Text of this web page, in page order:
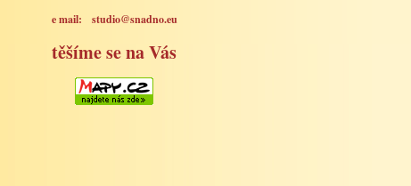
e mail: studio@snadno.eu
těšíme se na Vás